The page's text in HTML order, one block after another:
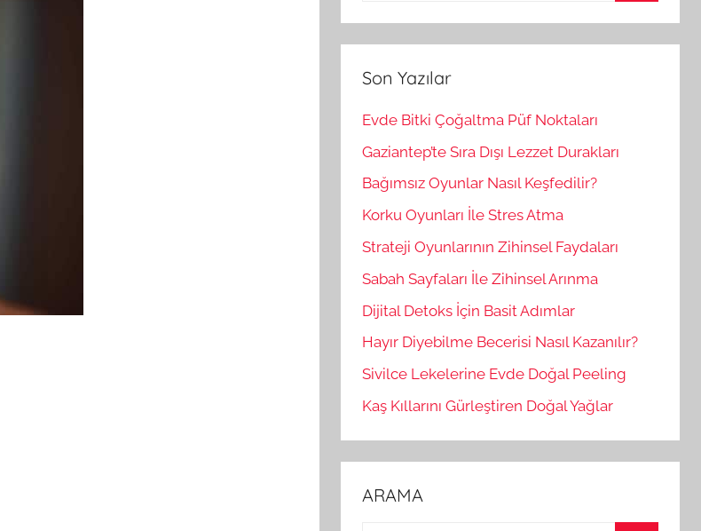
a
m
a
Son Yazılar
Evde Bitki Çoğaltma Püf Noktaları
Gaziantep’te Sıra Dışı Lezzet Durakları
Bağımsız Oyunlar Nasıl Keşfedilir?
Korku Oyunları İle Stres Atma
Strateji Oyunlarının Zihinsel Faydaları
Sabah Sayfaları İle Zihinsel Arınma
Dijital Detoks İçin Basit Adımlar
Hayır Diyebilme Becerisi Nasıl Kazanılır?
Sivilce Lekelerine Evde Doğal Peeling
Kaş Kıllarını Gürleştiren Doğal Yağlar
ARAMA